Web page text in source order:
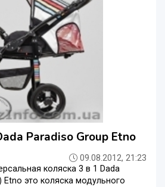
Paradiso Group Etno
09.08.2012, 21:23
коляска 3 в 1 Dada
Etno это коляска модульного